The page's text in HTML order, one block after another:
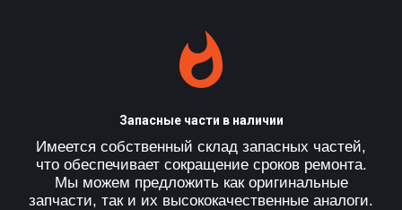
Запасные части в наличии
Имеется собственный склад запасных частей,
что обеспечивает сокращение сроков ремонта.
Мы можем предложить как оригинальные
запчасти, так и их высококачественные аналоги.